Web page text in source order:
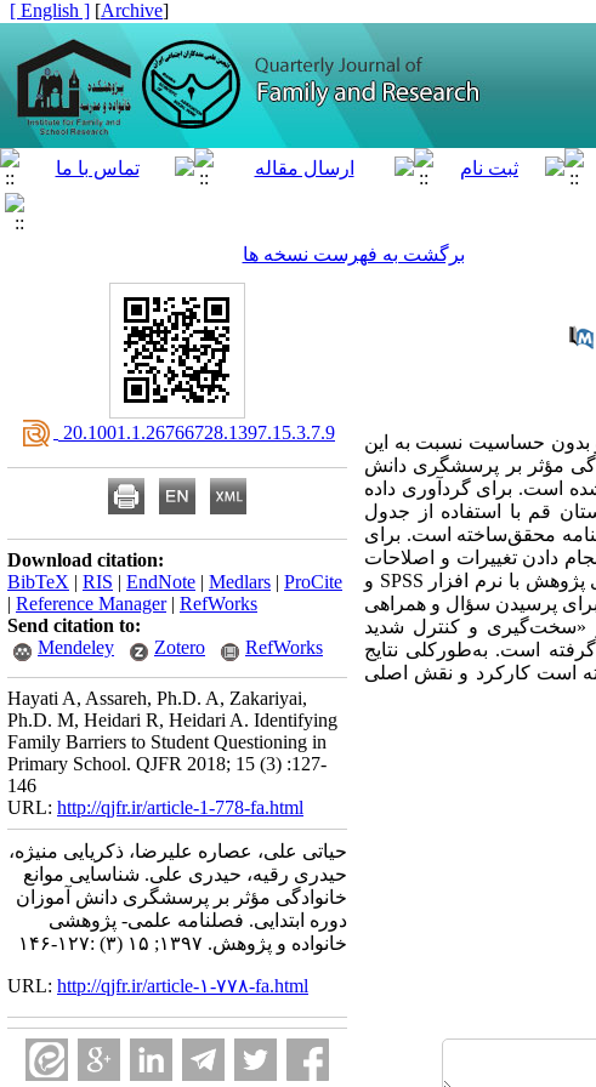
[
Archive
]
[ English ]
برگشت به فهرست نسخه ها
بدون حساسیت نسبت به این
مؤثر بر پرسشگری دانش­‌
است. برای گردآوری داده­‌
پایه ششم ابتدایی استان قم با استفاده از جدول
محقق­‌ساخته است. برای
دادن تغییرات و اصلاحات
پیشنهادی، روایی ابزار مذکور تأیید شد و پایایی آن نیز با روش آلفای کرونباخ 79/0 به دست آمد. داده­‌های پژوهش با نرم افزار SPSS و
پرسیدن سؤال و همراهی
تبیینی 19/429درصد، در اولویت اول و «سخت­‌گیری و کنترل شدید
در اولویت آخر قرار گرفته است. به­‌طورکلی نتایج
است کارکرد و نقش اصلی
‎ 20.1001.1.26766728.1397.15.3.7.9
Download citation:
BibTeX | RIS | EndNote | Medlars | ProCite
| Reference Manager| RefWorks
Send citation to:
Mendeley
Zotero RefWorks
Hayati A, Assareh, Ph.D. A, Zakariyai,
Ph.D. M, Heidari R, Heidari A. Identifying
Family Barriers to Student Questioning in
Primary School. QJFR 2018; 15 (3) :127-
146
URL: http://qjfr.ir/article-1-778-fa.html
حیاتی علی، عصاره علیرضا، ذکریایی منیژه،
حیدری رقیه، حیدری علی. شناسایی موانع
خانوادگی مؤثر بر پرسشگری دانش آموزان
دوره ابتدایی. فصلنامه علمی- پژوهشی
خانواده و پژوهش. ۱۳۹۷; ۱۵ (۳) :۱۲۷-۱۴۶
URL: http://qjfr.ir/article-۱-۷۷۸-fa.html